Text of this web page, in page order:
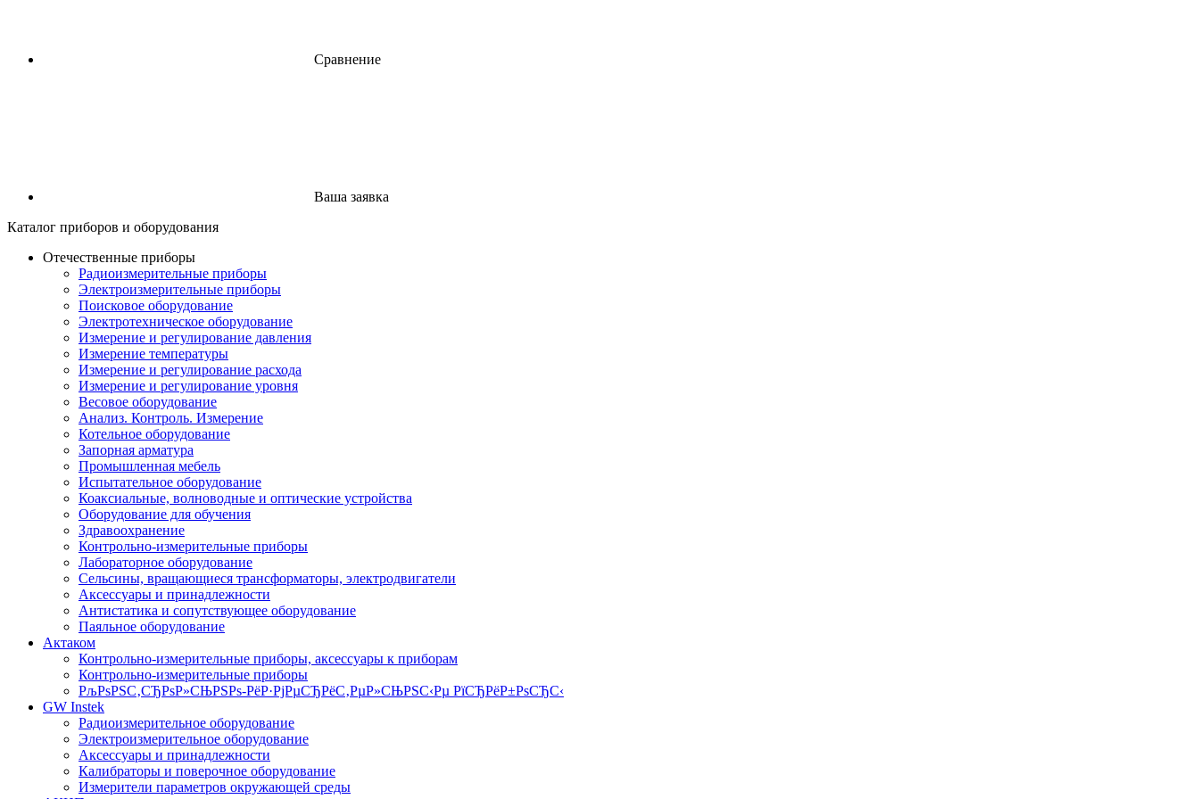
Сравнение
Ваша заявка
Каталог приборов и оборудования
Отечественные приборы
Радиоизмерительные приборы
Электроизмерительные приборы
Поисковое оборудование
Электротехническое оборудование
Измерение и регулирование давления
Измерение температуры
Измерение и регулирование расхода
Измерение и регулирование уровня
Весовое оборудование
Анализ. Контроль. Измерение
Котельное оборудование
Запорная арматура
Промышленная мебель
Испытательное оборудование
Коаксиальные, волноводные и оптические устройства
Оборудование для обучения
Здравоохранение
Контрольно-измерительные приборы
Лабораторное оборудование
Сельсины, вращающиеся трансформаторы, электродвигатели
Аксессуары и принадлежности
Антистатика и сопутствующее оборудование
Паяльное оборудование
Актаком
Контрольно-измерительные приборы, аксессуары к приборам
Контрольно-измерительные приборы
РљРѕРЅС‚СЂРѕР»СЊРЅРѕ-РёР·РјРµСЂРёС‚РµР»СЊРЅС‹Рµ РїСЂРёР±РѕСЂС‹
GW Instek
Радиоизмерительное оборудование
Электроизмерительное оборудование
Аксессуары и принадлежности
Калибраторы и поверочное оборудование
Измерители параметров окружающей среды